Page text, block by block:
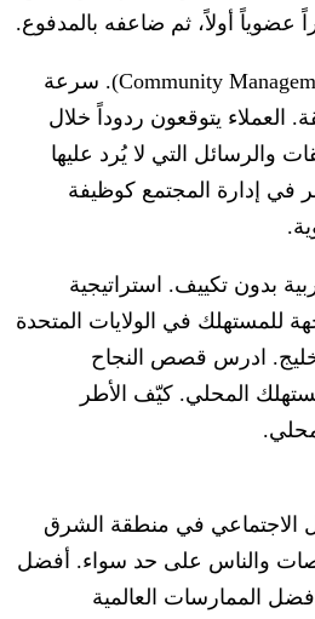
أولاً، ثم ضاعفه بالمدفوع.
سرعة
العملاء يتوقعون ردوداً خلال
والرسائل التي لا يُرد عليها
في إدارة المجتمع كوظيفة
بدون تكييف. استراتيجية
للمستهلك في الولايات المتحدة
ادرس قصص النجاح
المحلي. كيّف الأطر
الاجتماعي في منطقة الشرق
والناس على حد سواء. أفضل
الممارسات العالمية